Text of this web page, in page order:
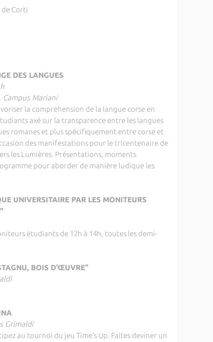
Corti
DES LANGUES
Mariani
la compréhension de la langue corse en
axé sur la transparence entre les langues
romanes et plus spécifiquement entre corse et
des manifestations pour le tricentenaire de
les Lumières. Présentations, moments
pour aborder de manière ludique les
UNIVERSITAIRE PAR LES MONITEURS
étudiants de 12h à 14h, toutes les demi-
BOIS D’ŒUVRE”
Grimaldi
au tournoi du jeu Time’s Up. Faites deviner un